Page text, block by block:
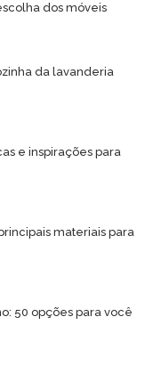
dos móveis
da lavanderia
e inspirações para
materiais para
50 opções para você